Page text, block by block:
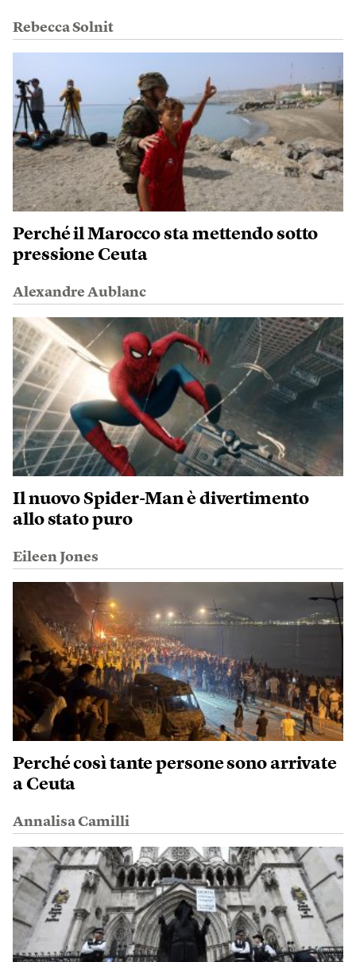
Rebecca Solnit
Perché il Marocco sta mettendo sotto
pressione Ceuta
Alexandre Aublanc
Il nuovo Spider-Man è divertimento
allo stato puro
Eileen Jones
Perché così tante persone sono arrivate
a Ceuta
Annalisa Camilli